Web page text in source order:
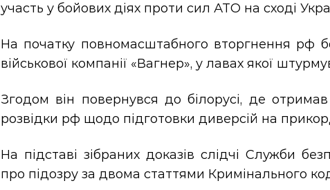
участь у бойових діях проти сил АТО на сході
На початку повномасштабного вторгнення рф
військової компанії «Вагнер», у лавах якої
Згодом він повернувся до білорусі, де
розвідки рф щодо підготовки диверсій на
На підставі зібраних доказів слідчі Служби
про підозру за двома статтями Кримінального